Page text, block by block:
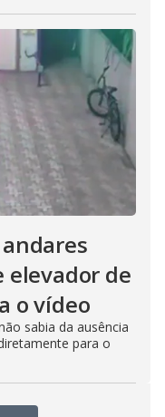
elevador de
o vídeo
sabia da ausência
para o